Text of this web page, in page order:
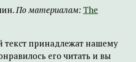
По материалам: The
текст принадлежат нашему
его читать и вы